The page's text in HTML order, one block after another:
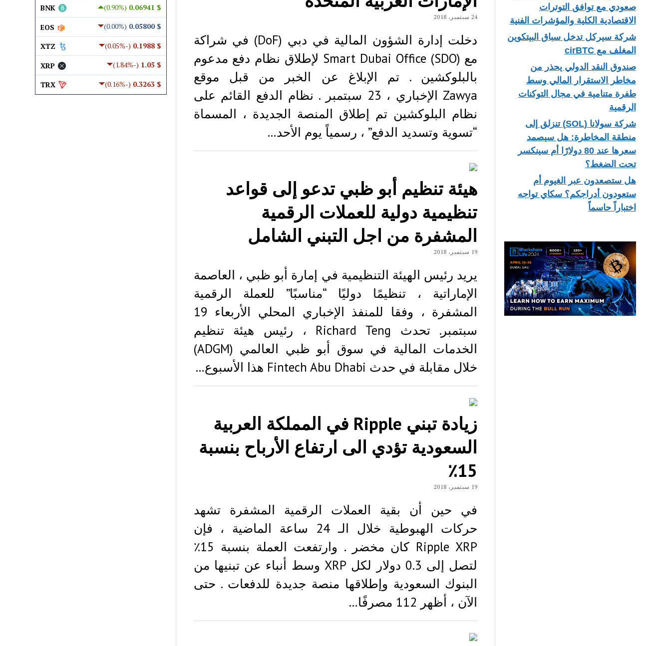
صعودي مع توافق التوترات
الاقتصادية الكلية والمؤشرات الفنية
شركة سيركل تدخل سباق البيتكوين
المغلف مع cirBTC
صندوق النقد الدولي يحذر من
مخاطر الاستقرار المالي وسط
طفرة متنامية في مجال التوكنات
الرقمية
شركة سولانا (SOL) تنزلق إلى
منطقة المخاطرة: هل سيصمد
سعرها عند 80 دولارًا أم سينكسر
تحت الضغط؟
هل ستصعدون عبر الغيوم أم
ستعودون أدراجكم؟ سكاي تواجه
اختباراً حاسماً
24 سبتمبر، 2018
دخلت إدارة الشؤون المالية في دبي (DoF) في شراكة
مع (Smart Dubai Office (SDO لإطلاق نظام دفع مدعوم
بالبلوكشين . تم الإبلاغ عن الخبر من قبل موقع
Zawya الإخباري ، 23 سبتمبر . نظام الدفع القائم على
نظام البلوكشين تم إطلاق المنصة الجديدة ، المسماة
“تسوية وتسديد الدفع” ، رسمياً يوم الأحد…
هيئة تنظيم أبو ظبي تدعو إلى قواعد
تنظيمية دولية للعملات الرقمية
المشفرة من اجل التبني الشامل
19 سبتمبر، 2018
يريد رئيس الهيئة التنظيمية في إمارة أبو ظبي ، العاصمة
الإماراتية ، تنظيمًا دوليًا “مناسبًا” للعملة الرقمية
المشفرة ، وفقا للمنفذ الإخباري المحلي الأربعاء 19
سبتمبر. تحدث Richard Teng ، رئيس هيئة تنظيم
الخدمات المالية في سوق أبو ظبي العالمي (ADGM)
خلال مقابلة في حدث Fintech Abu Dhabi هذا الأسبوع…
زيادة تبني Ripple في المملكة العربية
السعودية تؤدي الی ارتفاع الأرباح بنسبة
15٪
19 سبتمبر، 2018
في حين أن بقية العملات الرقمية المشفرة تشهد
حركات الهبوطية خلال الـ 24 ساعة الماضية ، فإن
Ripple XRP كان مخضر . وارتفعت العملة بنسبة 15٪
لتصل إلى 0.3 دولار لكل XRP وسط أنباء عن تبنيها من
البنوك السعودية وإطلاقها منصة جديدة للدفعات . حتى
الآن ، أظهر 112 مصرفًا…
$ 0.06941
(0.90%)
BNK
$ 0.05800
(0.00%)
EOS
$ 0.1988
(-0.05%)
XTZ
$ 1.05
(-1.84%)
XRP
$ 0.3263
(-0.16%)
TRX